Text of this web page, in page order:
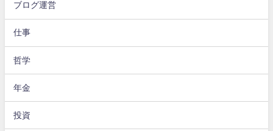
ブログ運営
仕事
哲学
年金
投資